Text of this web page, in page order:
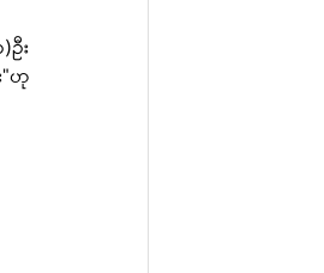
း
"ဟု